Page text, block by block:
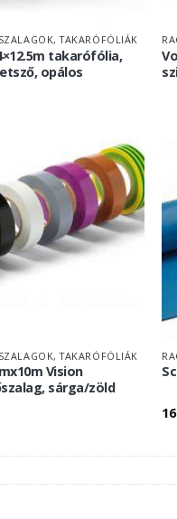
TAKARÓFÓLIÁK
takarófólia,
opálos
TAKARÓFÓLIÁK
Vision
sárga/zöld